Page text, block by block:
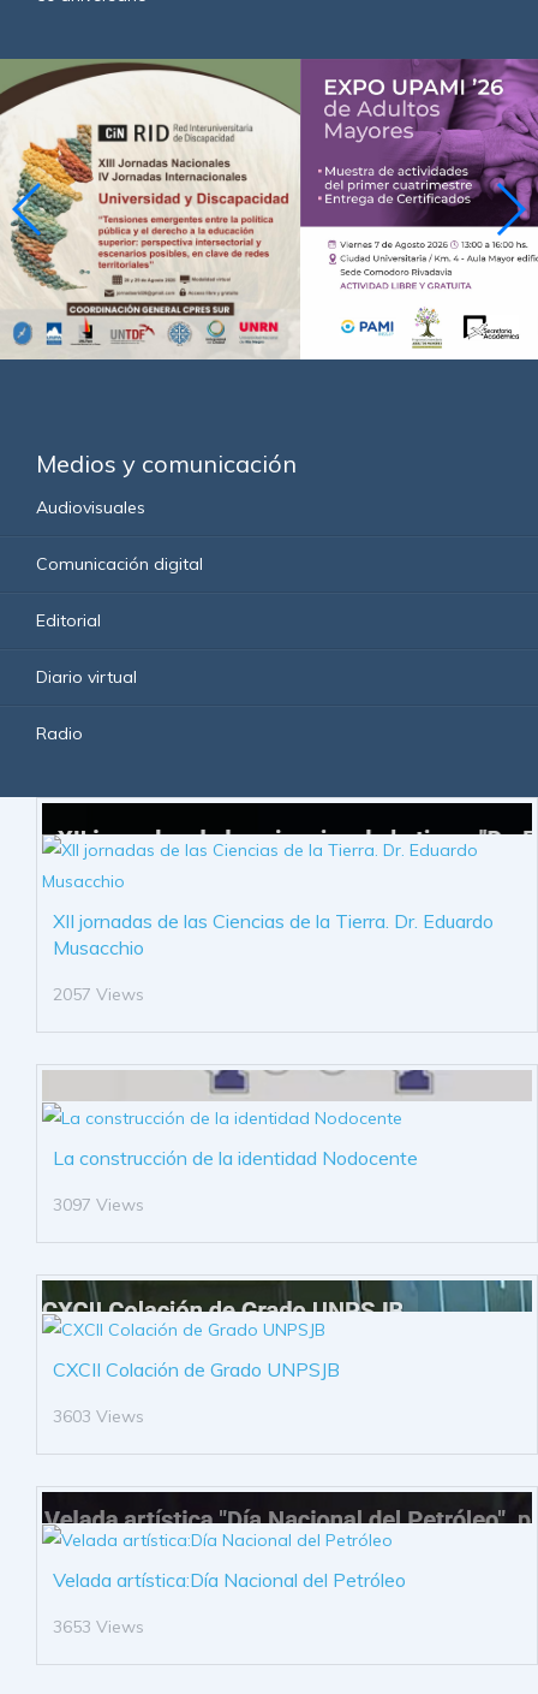
Medios y comunicación
Audiovisuales
Comunicación digital
Editorial
Diario virtual
Radio
XII jornadas de las Ciencias de la Tierra. Dr. Eduardo
Musacchio
2057 Views
La construcción de la identidad Nodocente
3097 Views
CXCII Colación de Grado UNPSJB
3603 Views
Velada artística:Día Nacional del Petróleo
3653 Views